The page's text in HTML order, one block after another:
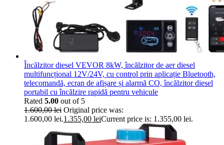
Încălzitor diesel VEVOR 8kW, încălzitor de aer diesel
multifuncțional 12V/24V, cu control prin aplicație Bluetooth,
telecomandă, ecran de afișare și alarmă CO, încălzitor diesel
portabil cu încălzire rapidă pentru vehicule
Rated 5.00 out of 5
1.600,00lei Original price was:
1.600,00 lei.1.355,00 leiCurrent price is: 1.355,00 lei.